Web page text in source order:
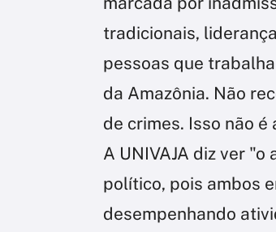
tradicionais,
pessoas que
da Amazônia. Não
de crimes. Isso não é
A UNIVAJA diz ver
político, pois ambos
desempenhando